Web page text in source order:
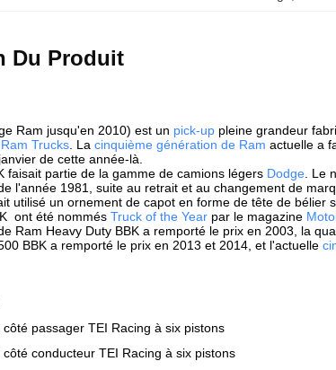
Du Produit
Ram jusqu'en 2010) est un pick-up pleine grandeur
Ram Trucks . La cinquième génération de Ram actuelle a
de cette année-là.
faisait partie de la gamme de camions légers Dodge . Le
l'année 1981, suite au retrait et au changement de
utilisé un ornement de capot en forme de tête de bélier
ont été nommés Truck of the Year par le magazine
Ram Heavy Duty BBK a remporté le prix en 2003, la
BBK a remporté le prix en 2013 et 2014, et l'actuelle
côté passager TEI Racing à six pistons
côté conducteur TEI Racing à six pistons